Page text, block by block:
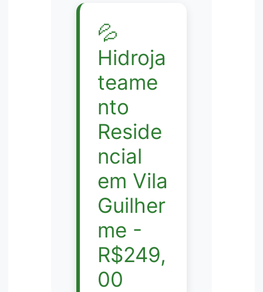
💦
Hidroja
teame
nto
Reside
ncial
em Vila
Guilher
me -
R$249,
00